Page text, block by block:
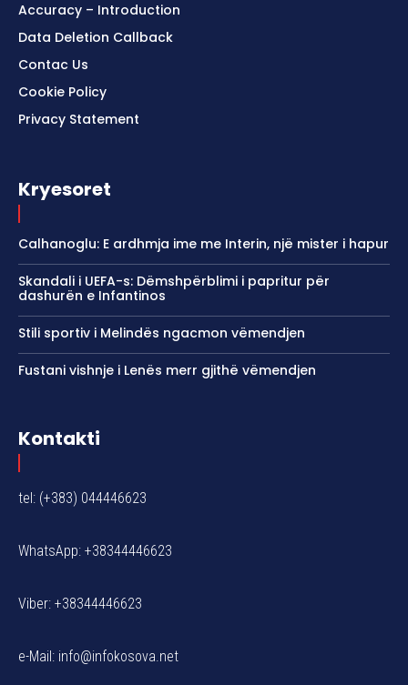
Accuracy – Introduction
Data Deletion Callback
Contac Us
Cookie Policy
Privacy Statement
Kryesoret
Calhanoglu: E ardhmja ime me Interin, një mister i hapur
Skandali i UEFA-s: Dëmshpërblimi i papritur për
dashurën e Infantinos
Stili sportiv i Melindës ngacmon vëmendjen
Fustani vishnje i Lenës merr gjithë vëmendjen
Kontakti
tel: (+383) 044446623
WhatsApp: +38344446623
Viber: +38344446623
e-Mail: info@infokosova.net